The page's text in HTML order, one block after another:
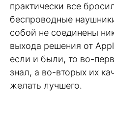
практически все
беспроводные
собой не соединены
выхода решения от
если и были, то во-
знал, а во-вторых их
желать лучшего.